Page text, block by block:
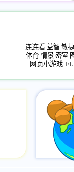
连连看 益智 敏捷
体育 情景 密室
网页小游戏